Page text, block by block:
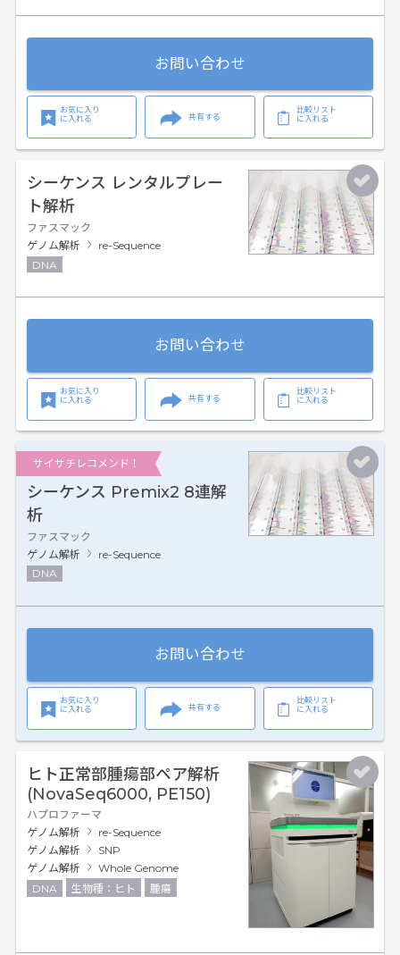
お問い合わせ
お気に入り
に入れる
共有する
比較リスト
に入れる
シーケンス レンタルプレー
ト解析
ファスマック
ゲノム解析
re-Sequence
DNA
お問い合わせ
お気に入り
に入れる
共有する
比較リスト
に入れる
サイサチレコメンド！
シーケンス Premix2 8連解
析
ファスマック
ゲノム解析
re-Sequence
DNA
お問い合わせ
お気に入り
に入れる
共有する
比較リスト
に入れる
ヒト正常部腫瘍部ペア解析
(NovaSeq6000, PE150)
ハプロファーマ
ゲノム解析
re-Sequence
ゲノム解析
SNP
ゲノム解析
Whole Genome
DNA
生物種：ヒト 腫瘍